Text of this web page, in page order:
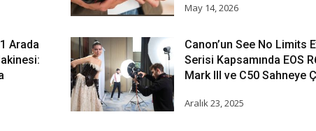
May 14, 2026
Arada
Canon’un See No Limits
Serisi Kapsamında EOS
Mark III ve C50 Sahneye
Aralık 23, 2025